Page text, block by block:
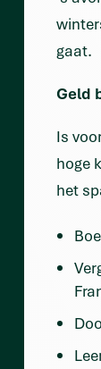
gaat.
Geld
Is
hoge
het